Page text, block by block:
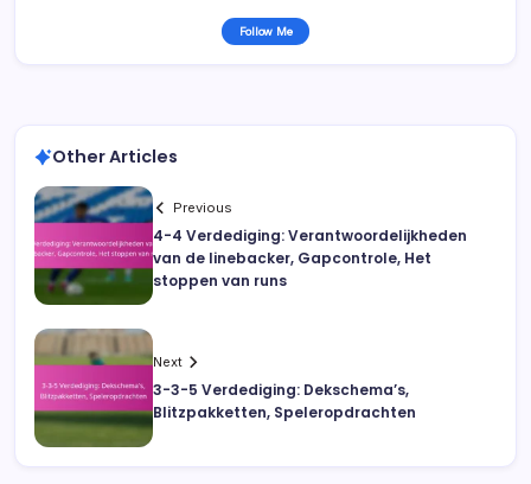
Follow Me
Other Articles
Previous
4-4 Verdediging: Verantwoordelijkheden
van de linebacker, Gapcontrole, Het
stoppen van runs
Next
3-3-5 Verdediging: Dekschema’s,
Blitzpakketten, Speleropdrachten